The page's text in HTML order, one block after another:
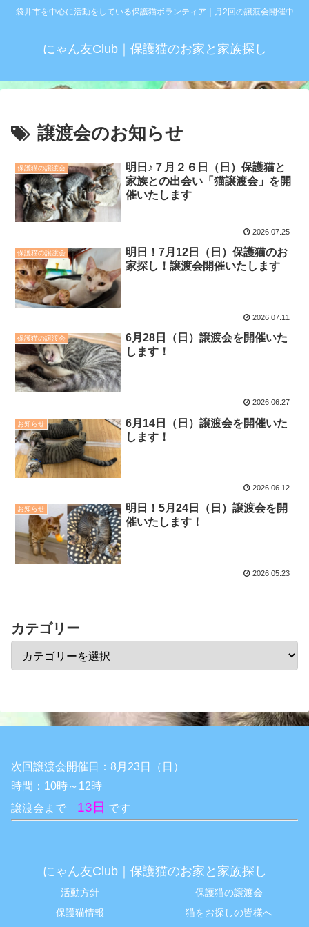
袋井市を中心に活動をしている保護猫ボランティア｜月2回の譲渡会開催中
にゃん友Club｜保護猫のお家と家族探し
譲渡会のお知らせ
保護猫の譲渡会
明日♪７月２６日（日）保護猫と
家族との出会い「猫譲渡会」を開
催いたします
2026.07.25
保護猫の譲渡会
明日！7月12日（日）保護猫のお
家探し！譲渡会開催いたします
2026.07.11
保護猫の譲渡会
6月28日（日）譲渡会を開催いた
します！
2026.06.27
お知らせ
6月14日（日）譲渡会を開催いた
します！
2026.06.12
お知らせ
明日！5月24日（日）譲渡会を開
催いたします！
2026.05.23
カテゴリー
次回譲渡会開催日：8月23日（日）
時間：10時～12時
譲渡会まで 13日 です
にゃん友Club｜保護猫のお家と家族探し
活動方針
保護猫の譲渡会
保護猫情報
猫をお探しの皆様へ